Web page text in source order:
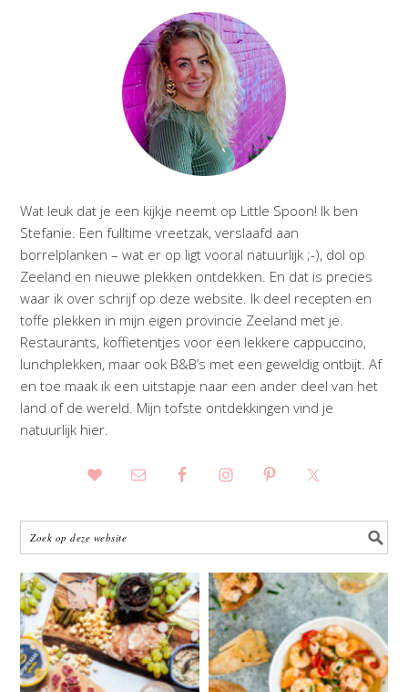
Wat leuk dat je een kijkje neemt op Little Spoon! Ik ben
Stefanie. Een fulltime vreetzak, verslaafd aan
borrelplanken – wat er op ligt vooral natuurlijk ;-), dol op
Zeeland en nieuwe plekken ontdekken. En dat is precies
waar ik over schrijf op deze website. Ik deel recepten en
toffe plekken in mijn eigen provincie Zeeland met je.
Restaurants, koffietentjes voor een lekkere cappuccino,
lunchplekken, maar ook B&B’s met een geweldig ontbijt. Af
en toe maak ik een uitstapje naar een ander deel van het
land of de wereld. Mijn tofste ontdekkingen vind je
natuurlijk hier.